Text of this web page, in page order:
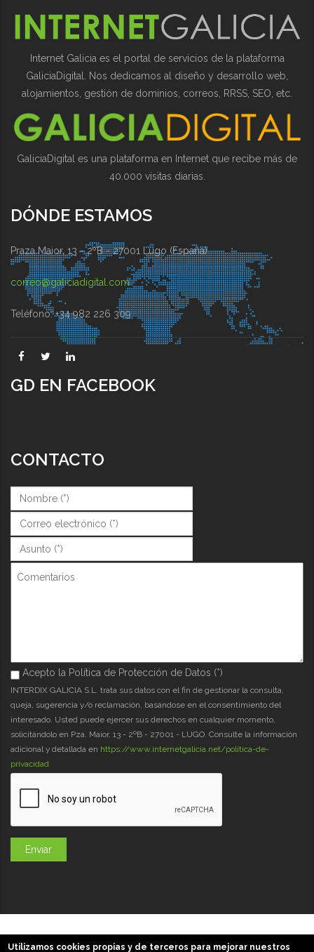
Internet Galicia es el portal de servicios de la plataforma
GaliciaDigital. Nos dedicamos al diseño y desarrollo web,
alojamientos, gestión de dominios, correos, RRSS, SEO, etc.
GaliciaDigital es una plataforma en Internet que recibe más de
40.000 visitas diarias.
DÓNDE ESTAMOS
Praza Maior, 13 - 2ºB - 27001 Lugo (España)
correo@galiciadigital.com
Teléfono: +34 982 226 309
GD EN FACEBOOK
CONTACTO
Nombre (*)*
Correo (*)*
Asunto (*)*
Comentarios
Acepto la Política de Protección de Datos (*)
Acepto la Política de Protección de Datos (*)
INTERDIX GALICIA S.L. trata sus datos con el fin de gestionar la consulta,
queja, sugerencia y/o reclamación, basándose en el consentimiento del
interesado. Usted puede ejercer sus derechos en cualquier momento,
solicitándolo en Pza. Maior, 13 - 2ºB - 27001 - LUGO. Consulte la información
adicional y detallada en https://www.internetgalicia.net/política-de-
privacidad
GaliciaDigital 2019-2026
Utilizamos cookies propias y de terceros para mejorar nuestros